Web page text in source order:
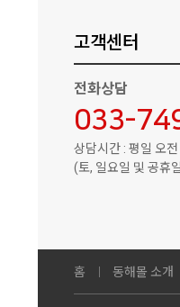
고객센터
전화상담
033-
상담시간 : 평일 오
(토, 일요일 및 공휴
홈 동해몰 소개